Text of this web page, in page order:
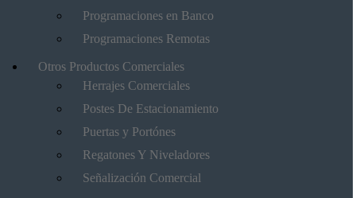
Programaciones en Banco
Programaciones Remotas
Otros Productos Comerciales
Herrajes Comerciales
Postes De Estacionamiento
Puertas y Portónes
Regatones Y Niveladores
Señalización Comercial